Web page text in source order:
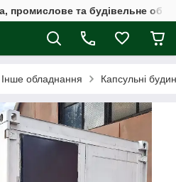
промислове та будівельне
Інше обладнання Капсульні